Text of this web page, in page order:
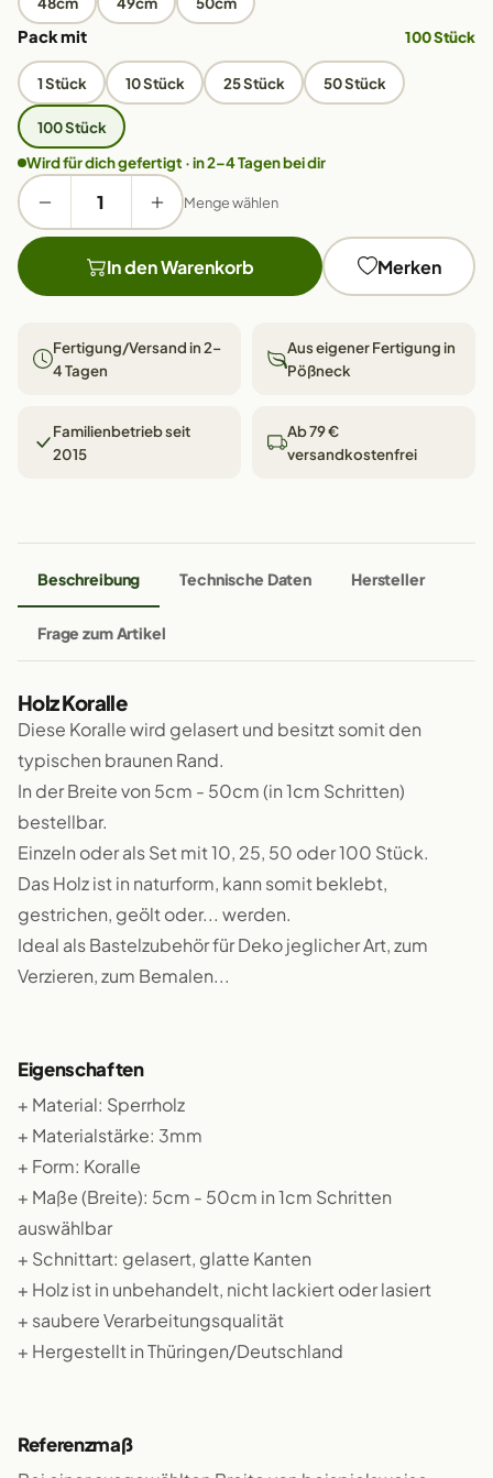
Pack mit 100 Stück
1 Stück 10 Stück 25 Stück 50 Stück
100 Stück
Wird für dich gefertigt · in 2–4 Tagen bei dir
Menge wählen
In den Warenkorb Merken
Fertigung/Versand in 2–
4 Tagen
Aus eigener Fertigung in
Pößneck
Familienbetrieb seit
2015
Ab 79 €
versandkostenfrei
Beschreibung Technische Daten Hersteller
Frage zum Artikel
Holz Koralle
Diese Koralle wird gelasert und besitzt somit den
typischen braunen Rand.
In der Breite von 5cm - 50cm (in 1cm Schritten)
bestellbar.
Einzeln oder als Set mit 10, 25, 50 oder 100 Stück.
Das Holz ist in naturform, kann somit beklebt,
gestrichen, geölt oder... werden.
Ideal als Bastelzubehör für Deko jeglicher Art, zum
Verzieren, zum Bemalen...
Eigenschaften
+ Material: Sperrholz
+ Materialstärke: 3mm
+ Form: Koralle
+ Maße (Breite): 5cm - 50cm in 1cm Schritten
auswählbar
+ Schnittart: gelasert, glatte Kanten
+ Holz ist in unbehandelt, nicht lackiert oder lasiert
+ saubere Verarbeitungsqualität
+ Hergestellt in Thüringen/Deutschland
Referenzmaß